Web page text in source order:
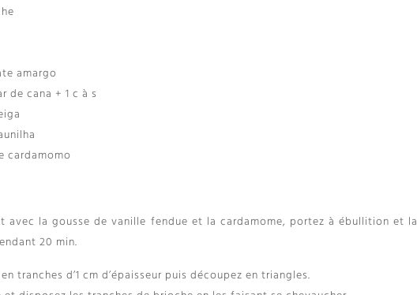
amargo
de cana + 1 c à s
cardamomo
avec la gousse de vanille fendue et la cardamome, portez à ébullition et
20 min.
tranches d’1 cm d’épaisseur puis découpez en triangles.